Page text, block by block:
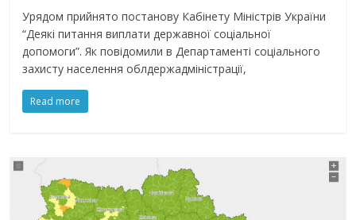
Урядом прийнято постанову Кабінету Міністрів України
“Деякі питання виплати державної соціальної
допомоги”. Як повідомили в Департаменті соціального
захисту населення облдержадміністрації,
Read more